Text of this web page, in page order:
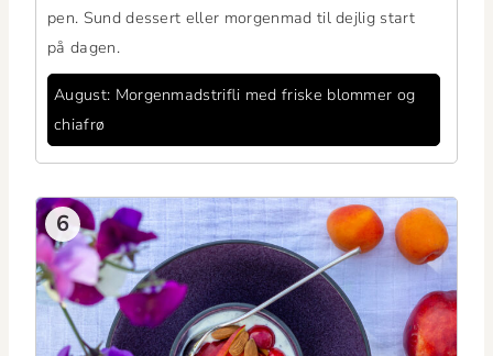
pen. Sund dessert eller mor­gen­mad til dejlig start
på dagen.
August: Mor­gen­mad­stri­fli med friske blom­mer og
chiafrø
6